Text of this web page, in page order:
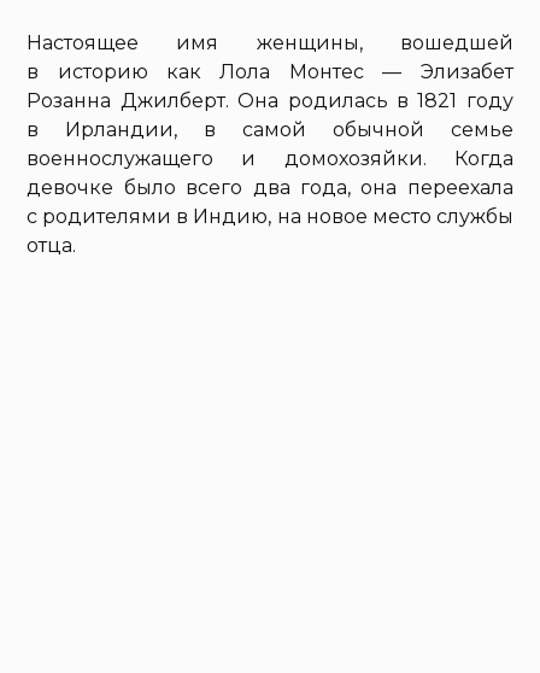
Настоящее имя женщины, вошедшей
в историю как Лола Монтес — Элизабет
Розанна Джилберт. Она родилась в 1821 году
в Ирландии, в самой обычной семье
военнослужащего и домохозяйки. Когда
девочке было всего два года, она переехала
с родителями в Индию, на новое место службы
отца.